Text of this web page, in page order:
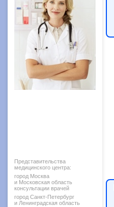
Представительства
медицинского центра:
город Москва
и Московская область
консультации врачей
город Санкт-Петербург
и Ленинградская область